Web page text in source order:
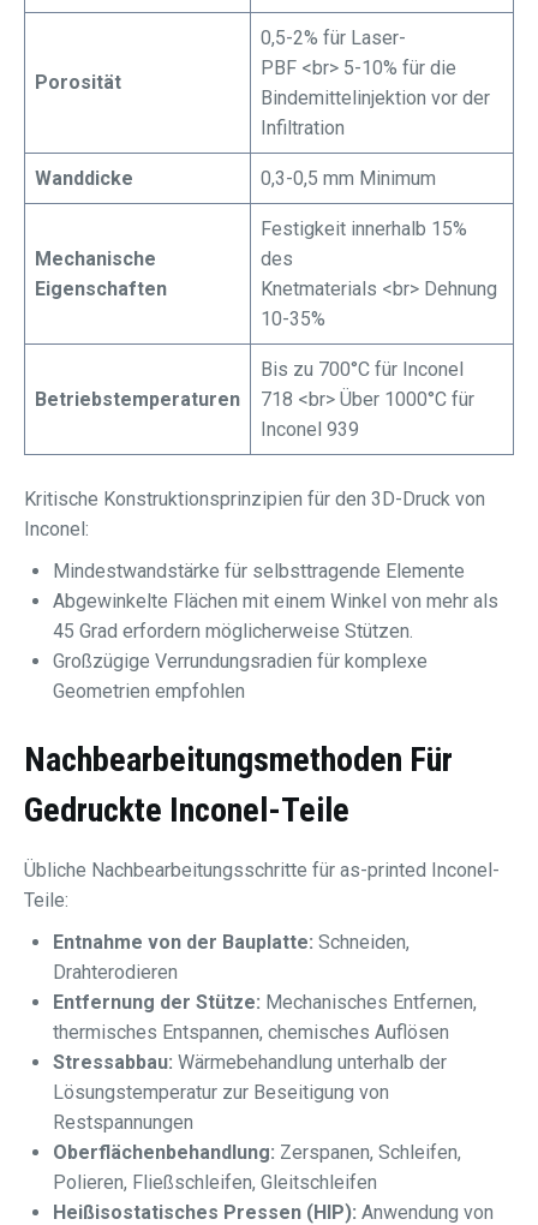
Porosität
0,5-2% für Laser-
PBF <br> 5-10% für die
Bindemittelinjektion vor der
Infiltration
Wanddicke 0,3-0,5 mm Minimum
Mechanische
Eigenschaften
Festigkeit innerhalb 15%
des
Knetmaterials <br> Dehnung
10-35%
Betriebstemperaturen
Bis zu 700°C für Inconel
718 <br> Über 1000°C für
Inconel 939
Kritische Konstruktionsprinzipien für den 3D-Druck von
Inconel:
Mindestwandstärke für selbsttragende Elemente
Abgewinkelte Flächen mit einem Winkel von mehr als
45 Grad erfordern möglicherweise Stützen.
Großzügige Verrundungsradien für komplexe
Geometrien empfohlen
Nachbearbeitungsmethoden Für
Gedruckte Inconel-Teile
Übliche Nachbearbeitungsschritte für as-printed Inconel-
Teile:
Entnahme von der Bauplatte: Schneiden,
Drahterodieren
Entfernung der Stütze: Mechanisches Entfernen,
thermisches Entspannen, chemisches Auflösen
Stressabbau: Wärmebehandlung unterhalb der
Lösungstemperatur zur Beseitigung von
Restspannungen
Oberflächenbehandlung: Zerspanen, Schleifen,
Polieren, Fließschleifen, Gleitschleifen
Heißisostatisches Pressen (HIP): Anwendung von